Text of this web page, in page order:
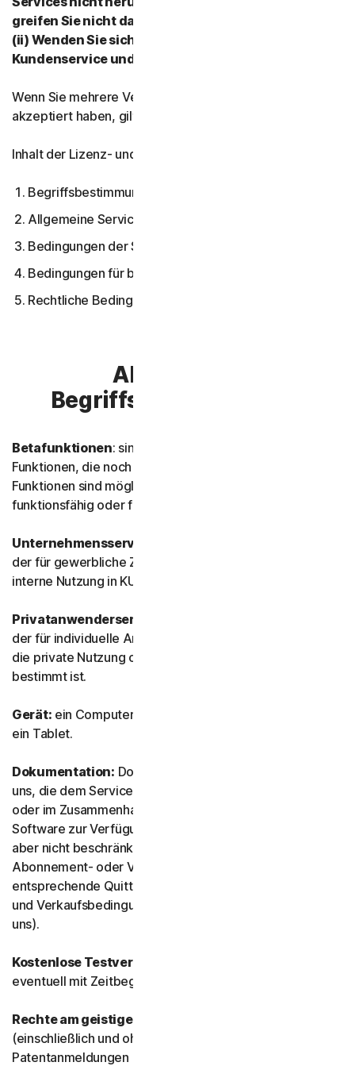
greifen Sie nicht darauf zu, und nutzen Sie sie nicht.
(ii) Wenden Sie sich an Ihren Anbieter oder an den
Kundenservice und -support.
Wenn Sie mehrere Versionen der LSA für einen Service
akzeptiert haben, gilt nur die neueste Version.
Inhalt der Lizenz- und Servicevereinbarung:
Begriffsbestimmungen
Allgemeine Servicebedingungen
Bedingungen der Softwarelizenz
Bedingungen für bestimmte Services
Rechtliche Bedingungen
Abschnitt 1 –
Begriffsbestimmungen
Betafunktionen: sind neue bzw. aktualisierte
Funktionen, die noch getestet werden. Solche
Funktionen sind möglicherweise noch nicht vollständig
funktionsfähig oder fertiggestellt.
Unternehmensservice:
der für gewerbliche Zwecke konzipiert und für die
interne Nutzung in KU bestimmt ist.
Privatanwenderservice:
der für individuelle Anwenderzwecke konzipiert und für
die private Nutzung oder die Nutzung im Haushalt
bestimmt ist.
Gerät: ein Computer, ein Laptop, ein Smartphone oder
ein Tablet.
Dokumentation: Dokumente und Informationen von
uns, die dem Service bzw. der Software beigefügt sind
oder im Zusammenhang mit dem Service und/oder der
Software zur Verfügung gestellt werden (einschließlich,
aber nicht beschränkt auf Verpackung oder Kauf-,
Abonnement- oder Verlängerungsinformationen und
entsprechende Quittungen und Bestätigungs-E-Mails
und Verkaufsbedingungen bei direkter Abwicklung mit
uns).
Kostenlose Testversion:
eventuell mit Zeitbegrenzung angeboten wird.
Rechte am geistigen Eigentum:
(einschließlich und ohne Einschränkung
Patentanmeldungen und -offenlegungen), Erfindungen,